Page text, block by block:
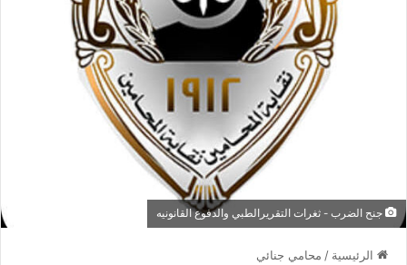
جنح الضرب - ثغرات التقريرالطبي والدفوع القانونيه
الرئيسية / محامي جنائي